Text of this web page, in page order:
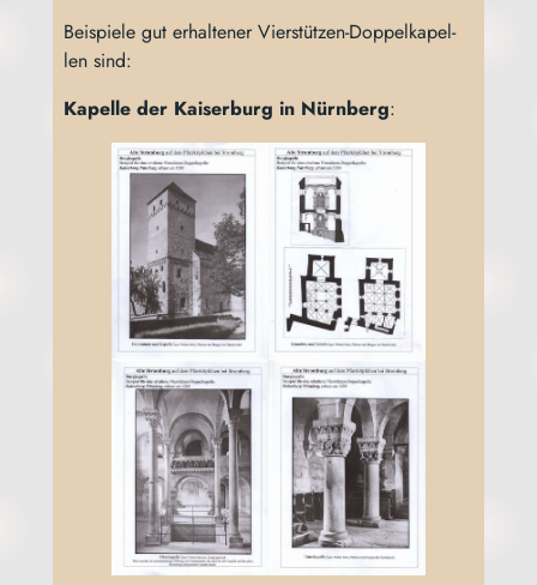
Bei­spie­le gut erhal­te­ner Vier­stüt­zen-Dop­pel­ka­pel­
len sind:
Kapel­le der Kai­ser­burg in Nürn­berg: